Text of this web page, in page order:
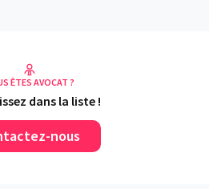
ÊTES AVOCAT ?
dans la liste !
nous